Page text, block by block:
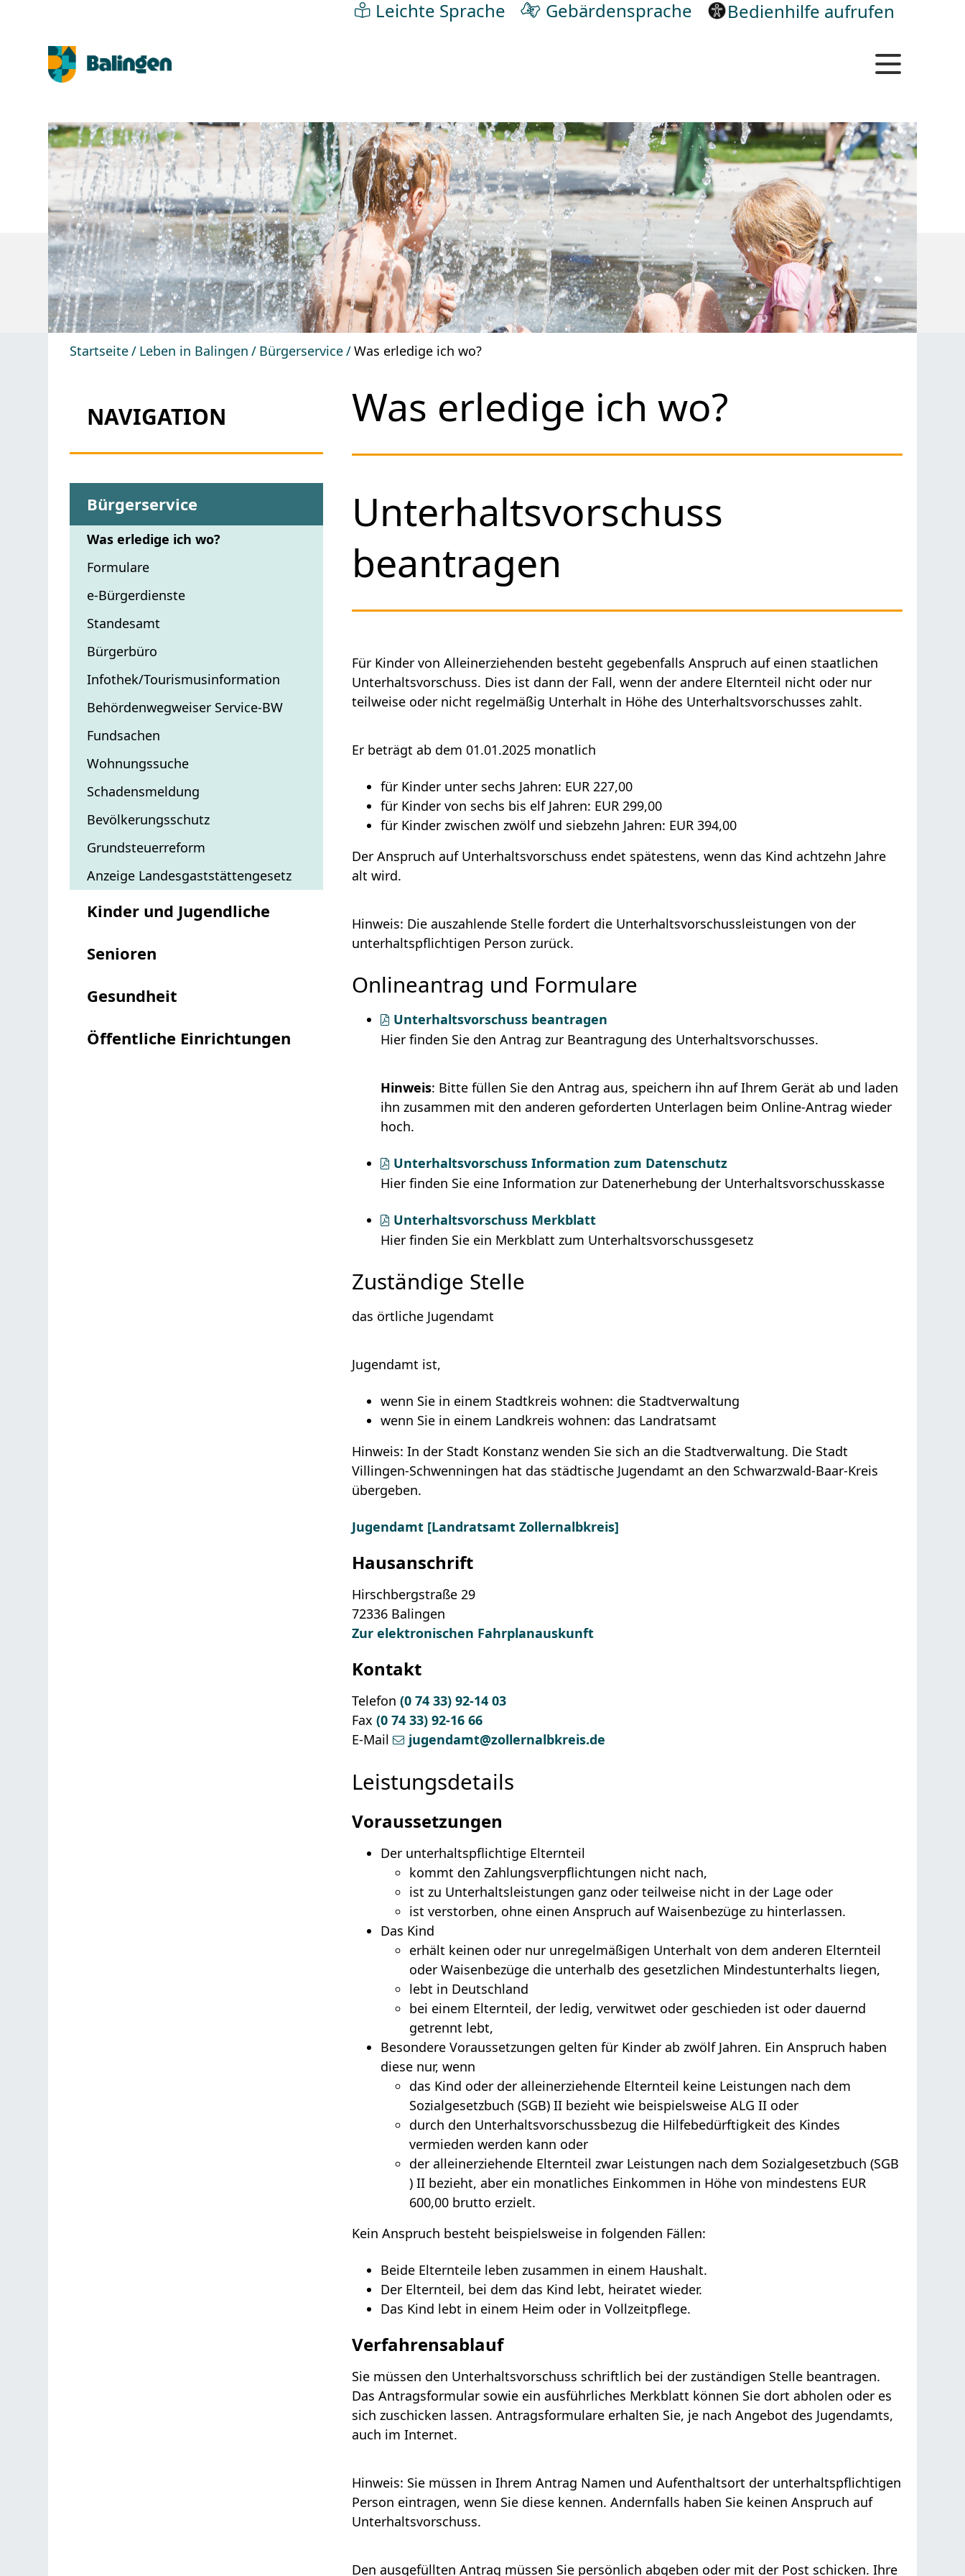
Leichte Sprache Gebärdensprache Bedienhilfe aufrufen
Startseite Leben in Balingen Bürgerservice Was erledige ich wo?
NAVIGATION
Bürgerservice
Was erledige ich wo?
Formulare
e-Bürgerdienste
Standesamt
Bürgerbüro
Infothek/Tourismusinformation
Behördenwegweiser Service-BW
Fundsachen
Wohnungssuche
Schadensmeldung
Bevölkerungsschutz
Grundsteuerreform
Anzeige Landesgaststättengesetz
Kinder und Jugendliche
Senioren
Gesundheit
Öffentliche Einrichtungen
Was erledige ich wo?
Unterhaltsvorschuss
beantragen
Für Kinder von Alleinerziehenden besteht gegebenfalls Anspruch auf einen staatlichen
Unterhaltsvorschuss. Dies ist dann der Fall, wenn der andere Elternteil nicht oder nur
teilweise oder nicht regelmäßig Unterhalt in Höhe des Unterhaltsvorschusses zahlt.
Er beträgt ab dem 01.01.2025 monatlich
für Kinder unter sechs Jahren: EUR 227,00
für Kinder von sechs bis elf Jahren: EUR 299,00
für Kinder zwischen zwölf und siebzehn Jahren: EUR 394,00
Der Anspruch auf Unterhaltsvorschuss endet spätestens, wenn das Kind achtzehn Jahre
alt wird.
Hinweis: Die auszahlende Stelle fordert die Unterhaltsvorschussleistungen von der
unterhaltspflichtigen Person zurück.
Onlineantrag und Formulare
Unterhaltsvorschuss beantragen
Hier finden Sie den Antrag zur Beantragung des Unterhaltsvorschusses.
Hinweis: Bitte füllen Sie den Antrag aus, speichern ihn auf Ihrem Gerät ab und laden
ihn zusammen mit den anderen geforderten Unterlagen beim Online-Antrag wieder
hoch.
Unterhaltsvorschuss Information zum Datenschutz
Hier finden Sie eine Information zur Datenerhebung der Unterhaltsvorschusskasse
Unterhaltsvorschuss Merkblatt
Hier finden Sie ein Merkblatt zum Unterhaltsvorschussgesetz
Zuständige Stelle
das örtliche Jugendamt
Jugendamt ist,
wenn Sie in einem Stadtkreis wohnen: die Stadtverwaltung
wenn Sie in einem Landkreis wohnen: das Landratsamt
Hinweis: In der Stadt Konstanz wenden Sie sich an die Stadtverwaltung. Die Stadt
Villingen-Schwenningen hat das städtische Jugendamt an den Schwarzwald-Baar-Kreis
übergeben.
Jugendamt [Landratsamt Zollernalbkreis]
Hausanschrift
Hirschbergstraße 29
72336 Balingen
Zur elektronischen Fahrplanauskunft
Kontakt
Telefon (0 74 33) 92-14 03
Fax (0 74 33) 92-16 66
E-Mail
jugendamt@zollernalbkreis.de
Leistungsdetails
Voraussetzungen
Der unterhaltspflichtige Elternteil
kommt den Zahlungsverpflichtungen nicht nach,
ist zu Unterhaltsleistungen ganz oder teilweise nicht in der Lage oder
ist verstorben, ohne einen Anspruch auf Waisenbezüge zu hinterlassen.
Das Kind
erhält keinen oder nur unregelmäßigen Unterhalt von dem anderen Elternteil
oder Waisenbezüge die unterhalb des gesetzlichen Mindestunterhalts liegen,
lebt in Deutschland
bei einem Elternteil, der ledig, verwitwet oder geschieden ist oder dauernd
getrennt lebt,
Besondere Voraussetzungen gelten für Kinder ab zwölf Jahren. Ein Anspruch haben
diese nur, wenn
das Kind oder der alleinerziehende Elternteil keine Leistungen nach dem
Sozialgesetzbuch (SGB) II bezieht wie beispielsweise ALG II oder
durch den Unterhaltsvorschussbezug die Hilfebedürftigkeit des Kindes
vermieden werden kann oder
der alleinerziehende Elternteil zwar Leistungen nach dem Sozialgesetzbuch (SGB
) II bezieht, aber ein monatliches Einkommen in Höhe von mindestens EUR
600,00 brutto erzielt.
Kein Anspruch besteht beispielsweise in folgenden Fällen:
Beide Elternteile leben zusammen in einem Haushalt.
Der Elternteil, bei dem das Kind lebt, heiratet wieder.
Das Kind lebt in einem Heim oder in Vollzeitpflege.
Verfahrensablauf
Sie müssen den Unterhaltsvorschuss schriftlich bei der zuständigen Stelle beantragen.
Das Antragsformular sowie ein ausführliches Merkblatt können Sie dort abholen oder es
sich zuschicken lassen. Antragsformulare erhalten Sie, je nach Angebot des Jugendamts,
auch im Internet.
Hinweis: Sie müssen in Ihrem Antrag Namen und Aufenthaltsort der unterhaltspflichtigen
Person eintragen, wenn Sie diese kennen. Andernfalls haben Sie keinen Anspruch auf
Unterhaltsvorschuss.
Den ausgefüllten Antrag müssen Sie persönlich abgeben oder mit der Post schicken. Ihre